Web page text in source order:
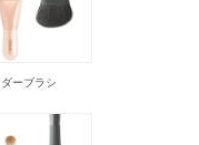
ーブラシ